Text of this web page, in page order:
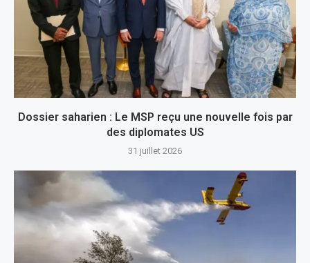
Dossier saharien : Le MSP reçu une nouvelle fois par
des diplomates US
31 juillet 2026